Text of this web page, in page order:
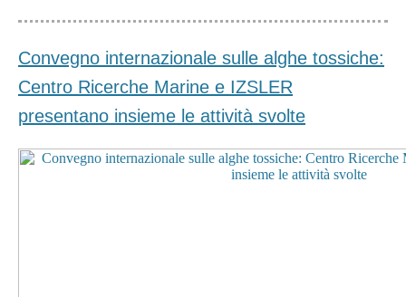
Convegno internazionale sulle alghe tossiche:
Centro Ricerche Marine e IZSLER
presentano insieme le attività svolte